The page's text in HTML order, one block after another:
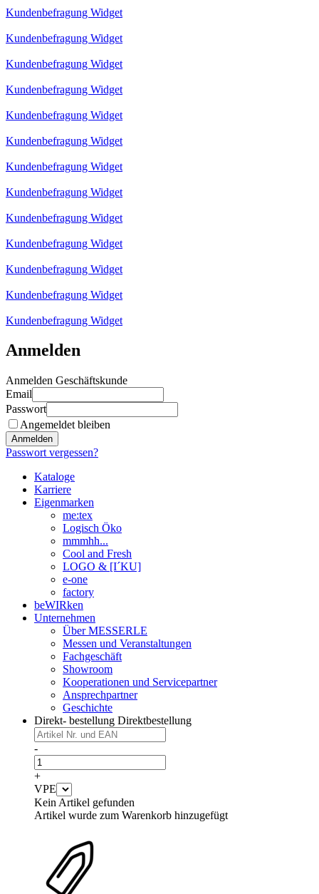
Kundenbefragung Widget
Kundenbefragung Widget
Kundenbefragung Widget
Kundenbefragung Widget
Kundenbefragung Widget
Kundenbefragung Widget
Kundenbefragung Widget
Kundenbefragung Widget
Kundenbefragung Widget
Kundenbefragung Widget
Kundenbefragung Widget
Kundenbefragung Widget
Kundenbefragung Widget
Anmelden
Anmelden Geschäftskunde
Email
Passwort
Angemeldet bleiben
Anmelden
Passwort vergessen?
Kataloge
Karriere
Eigenmarken
me:tex
Logisch Öko
mmmhh...
Cool and Fresh
LOGO & [I´KU]
e-one
factory
beWIRken
Unternehmen
Über MESSERLE
Messen und Veranstaltungen
Fachgeschäft
Showroom
Kooperationen und Servicepartner
Ansprechpartner
Geschichte
Direkt- bestellung Direktbestellung
-
+
VPE
Kein Artikel gefunden
Artikel wurde zum Warenkorb hinzugefügt